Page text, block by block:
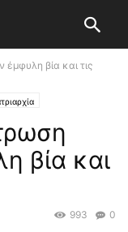
βία και τις
βία
βία και
0
993